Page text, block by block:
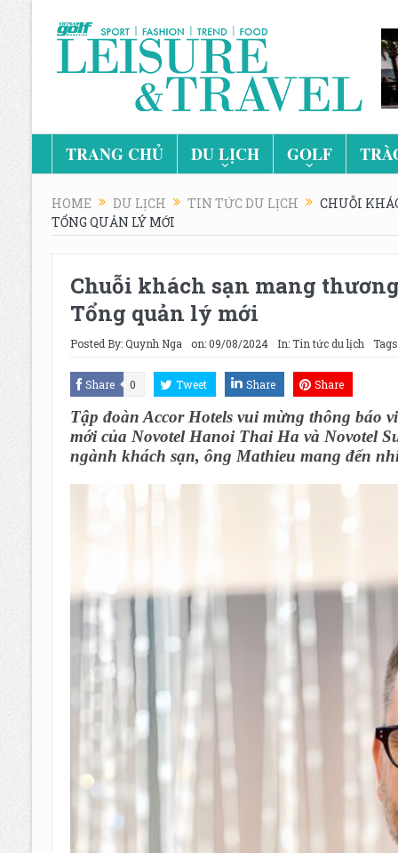
TRANG CHỦ DU LỊCH GOLF
HOME DU LỊCH TIN TỨC DU LỊCH
CHUỖI
TỔNG QUẢN LÝ MỚI
Chuỗi khách sạn mang
Tổng quản lý mới
Posted By:Quynh Nga on:09/08/2024 In:Tin tức du lịch
Share 0 Tweet Share Share
Tập đoàn Accor Hotels vui mừng thông báo
mới của Novotel Hanoi Thai Ha và Novotel
ngành khách sạn, ông Mathieu mang đến